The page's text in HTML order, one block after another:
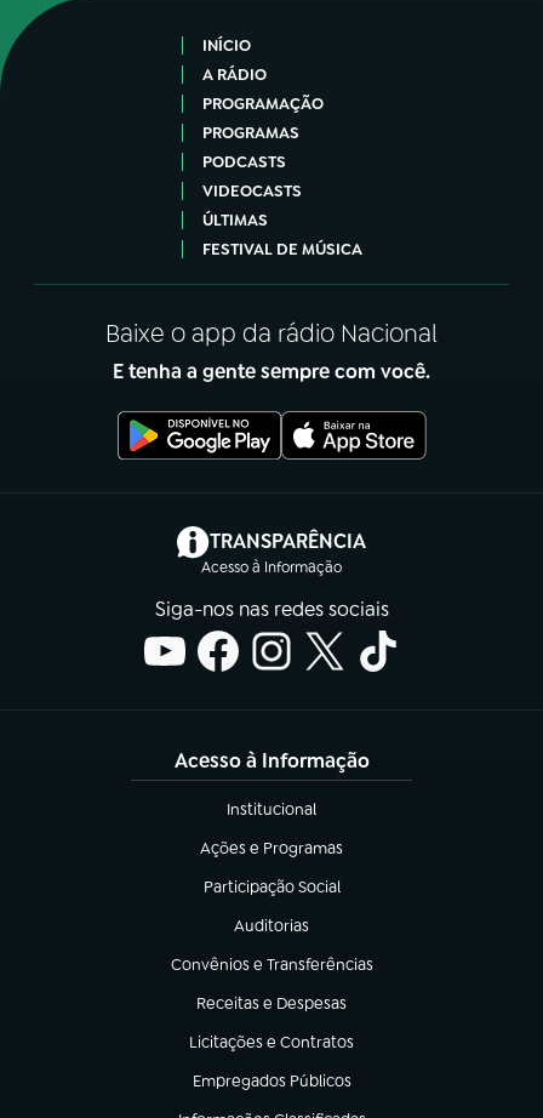
INÍCIO
A RÁDIO
PROGRAMAÇÃO
PROGRAMAS
PODCASTS
VIDEOCASTS
ÚLTIMAS
FESTIVAL DE MÚSICA
Baixe o app da rádio Nacional
E tenha a gente sempre com você.
TRANSPARÊNCIA
Acesso à Informação
(abre em nova aba)
Siga-nos nas redes sociais
Acesso à Informação
Institucional
(abre em nova aba)
Ações e Programas
(abre em nova aba)
Participação Social
(abre em nova aba)
Auditorias
(abre em nova aba)
Convênios e Transferências
(abre em nova aba)
Receitas e Despesas
(abre em nova aba)
Licitações e Contratos
(abre em nova aba)
Empregados Públicos
(abre em nova aba)